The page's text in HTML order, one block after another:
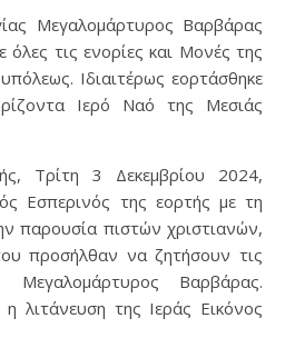
όλες τις ενορίες και Μονές της
Ιδιαιτέρως εορτάσθηκε
Ιερό Ναό της Μεσιάς
Τρίτη 3 Δεκεμβρίου 2024,
Εσπερινός της εορτής με τη
παρουσία πιστών χριστιανών,
προσήλθαν να ζητήσουν τις
Μεγαλομάρτυρος Βαρβάρας.
λιτάνευση της Ιεράς Εικόνος